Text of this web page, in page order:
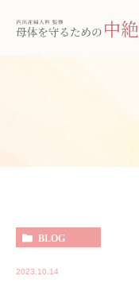
BLOG
2023.10.14